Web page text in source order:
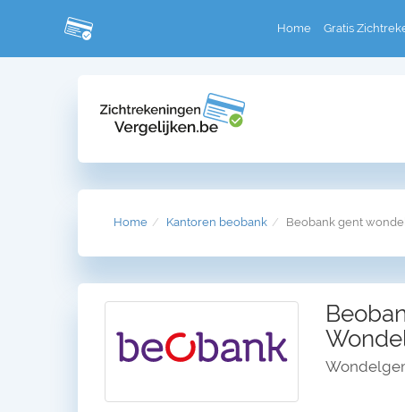
Home Gratis
Home Kantoren beobank Beobank gent